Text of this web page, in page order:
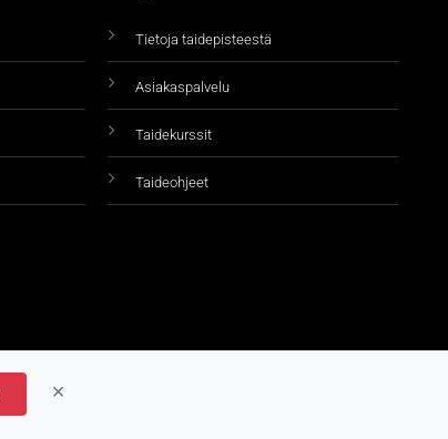
Tietoja taidepisteestä
Asiakaspalvelu
Taidekurssit
Taideohjeet
×